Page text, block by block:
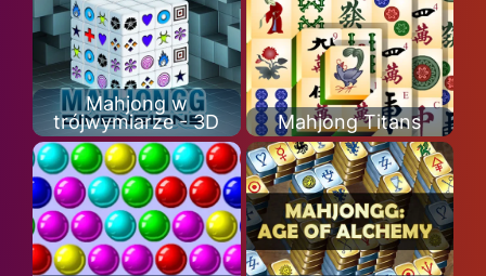
Mahjong w
trójwymiarze - 3D
Mahjong Titans